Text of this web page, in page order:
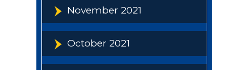
November 2021
October 2021